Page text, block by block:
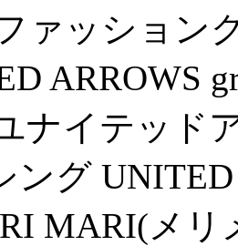
ァッション
ARROWS
ナイテッド
ング UNITED
MARI(メ